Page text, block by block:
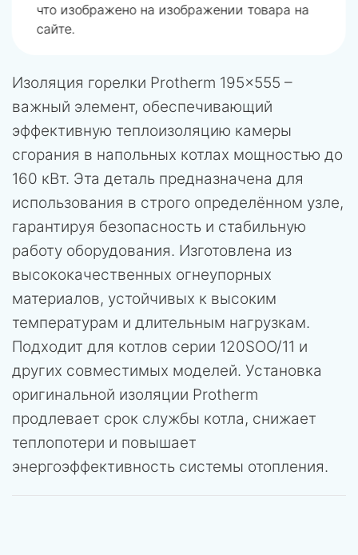
что изображено на изображении товара на
сайте.
Изоляция горелки Protherm 195×555 –
важный элемент, обеспечивающий
эффективную теплоизоляцию камеры
сгорания в напольных котлах мощностью до
160 кВт. Эта деталь предназначена для
использования в строго определённом узле,
гарантируя безопасность и стабильную
работу оборудования. Изготовлена из
высококачественных огнеупорных
материалов, устойчивых к высоким
температурам и длительным нагрузкам.
Подходит для котлов серии 120SOO/11 и
других совместимых моделей. Установка
оригинальной изоляции Protherm
продлевает срок службы котла, снижает
теплопотери и повышает
энергоэффективность системы отопления.